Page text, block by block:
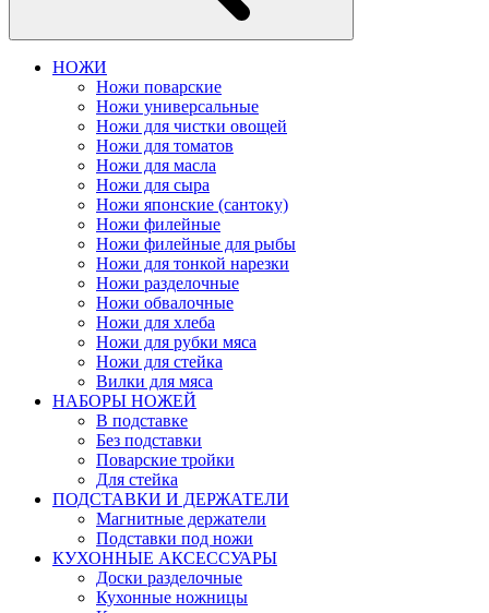
НОЖИ
Ножи поварские
Ножи универсальные
Ножи для чистки овощей
Ножи для томатов
Ножи для масла
Ножи для сыра
Ножи японские (сантоку)
Ножи филейные
Ножи филейные для рыбы
Ножи для тонкой нарезки
Ножи разделочные
Ножи обвалочные
Ножи для хлеба
Ножи для рубки мяса
Ножи для стейка
Вилки для мяса
НАБОРЫ НОЖЕЙ
В подставке
Без подставки
Поварские тройки
Для стейка
ПОДСТАВКИ И ДЕРЖАТЕЛИ
Магнитные держатели
Подставки под ножи
КУХОННЫЕ АКСЕССУАРЫ
Доски разделочные
Кухонные ножницы